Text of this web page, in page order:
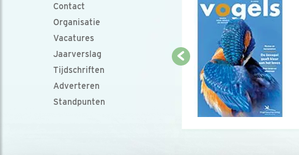
Contact
Organisatie
Vacatures
Jaarverslag
Tijdschriften
Adverteren
Standpunten